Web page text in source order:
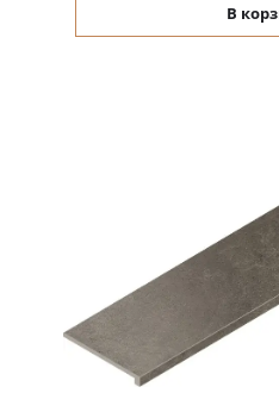
В